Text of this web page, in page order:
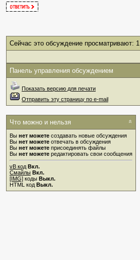
Сейчас это обсуждение просматривают: 1
Панель управления обсуждением
Показать версию для печати
Отправить эту страницу по e-mail
Что можно и нельзя
Вы нет можете создавать новые обсуждения
Вы нет можете отвечать в обсуждения
Вы нет можете присоединять файлы
Вы нет можете редактировать свои сообщения
vB код Вкл.
Смайлы Вкл.
[IMG] коды Выкл.
HTML код Выкл.